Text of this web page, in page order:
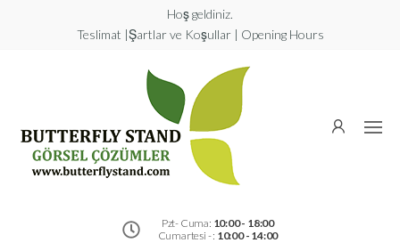
Hoş geldiniz.
Teslimat |Şartlar ve Koşullar | Opening Hours
Görsel
Pzt- Cuma: 10:00 - 18:00
Cumartesi - : 10:00 - 14:00